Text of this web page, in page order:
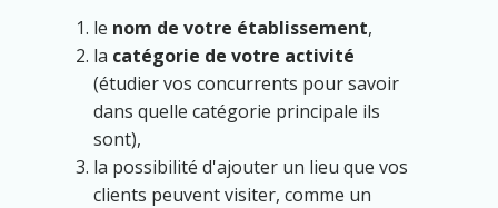
le nom de votre établissement,
la catégorie de votre activité
(étudier vos concurrents pour savoir
dans quelle catégorie principale ils
sont),
la possibilité d'ajouter un lieu que vos
clients peuvent visiter, comme un